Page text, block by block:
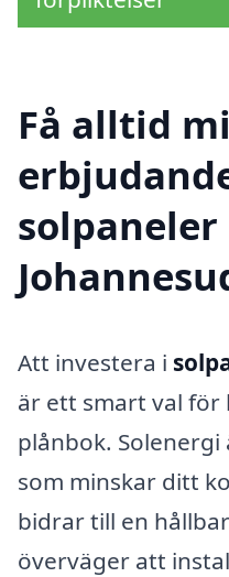
Få alltid
solpaneler
Att investera i
är ett smart val för
plånbok.
som minskar ditt
bidrar till en
överväger att